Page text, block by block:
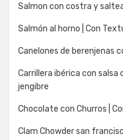
Salmon con costra y
Salmón al horno | Con
Canelones de berenjenas
Carrillera ibérica con
jengibre
Chocolate con Churros |
Clam Chowder san